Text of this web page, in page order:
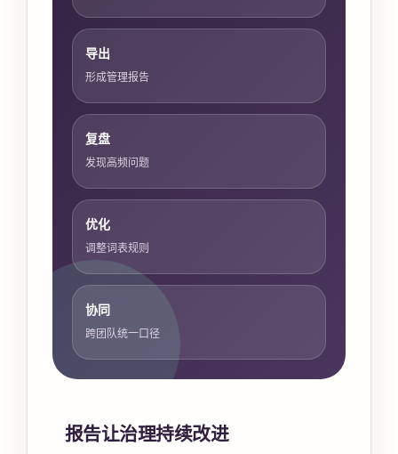
导出
形成管理报告
复盘
发现高频问题
优化
调整词表规则
协同
跨团队统一口径
报告让治理持续改进